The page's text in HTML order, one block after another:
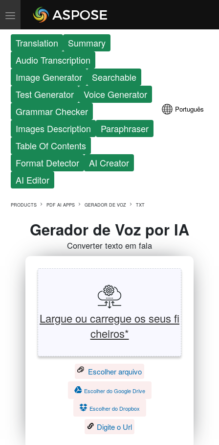
Translation
Summary
Audio Transcription
Image Generator
Searchable
Test Generator
Voice Generator
Grammar Checker
Images Description
Paraphraser
Table Of Contents
Format Detector
AI Creator
AI Editor
Português
PRODUCTS PDF AI APPS GERADOR DE VOZ TXT
Gerador de Voz por IA
Converter texto em fala
Largue ou carregue os seus fi
cheiros*
Escolher arquivo
Escolher do Google Drive
Escolher do Dropbox
Digite o Url